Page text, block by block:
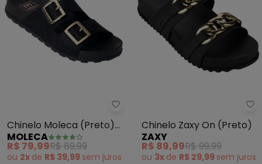
Moleca - Chinelo Moleca
Chinelo Moleca (Preto)
em Sintético
MOLECA
R$ 79,99R$ 89,99
ou 2x de R$ 39,99 sem juros
Chinelo Zaxy On (Preto)
ZAXY
R$ 89,99R$ 99,99
ou 3x de R$ 29,99 sem juros